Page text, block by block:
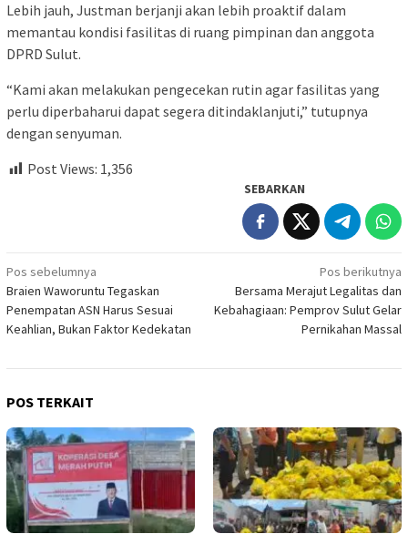
Lebih jauh, Justman berjanji akan lebih proaktif dalam
memantau kondisi fasilitas di ruang pimpinan dan anggota
DPRD Sulut.
“Kami akan melakukan pengecekan rutin agar fasilitas yang
perlu diperbaharui dapat segera ditindaklanjuti,” tutupnya
dengan senyuman.
Post Views: 1,356
SEBARKAN
Navigasi
pos
Pos sebelumnya
Braien Waworuntu Tegaskan
Penempatan ASN Harus Sesuai
Keahlian, Bukan Faktor Kedekatan
Pos berikutnya
Bersama Merajut Legalitas dan
Kebahagiaan: Pemprov Sulut Gelar
Pernikahan Massal
POS TERKAIT